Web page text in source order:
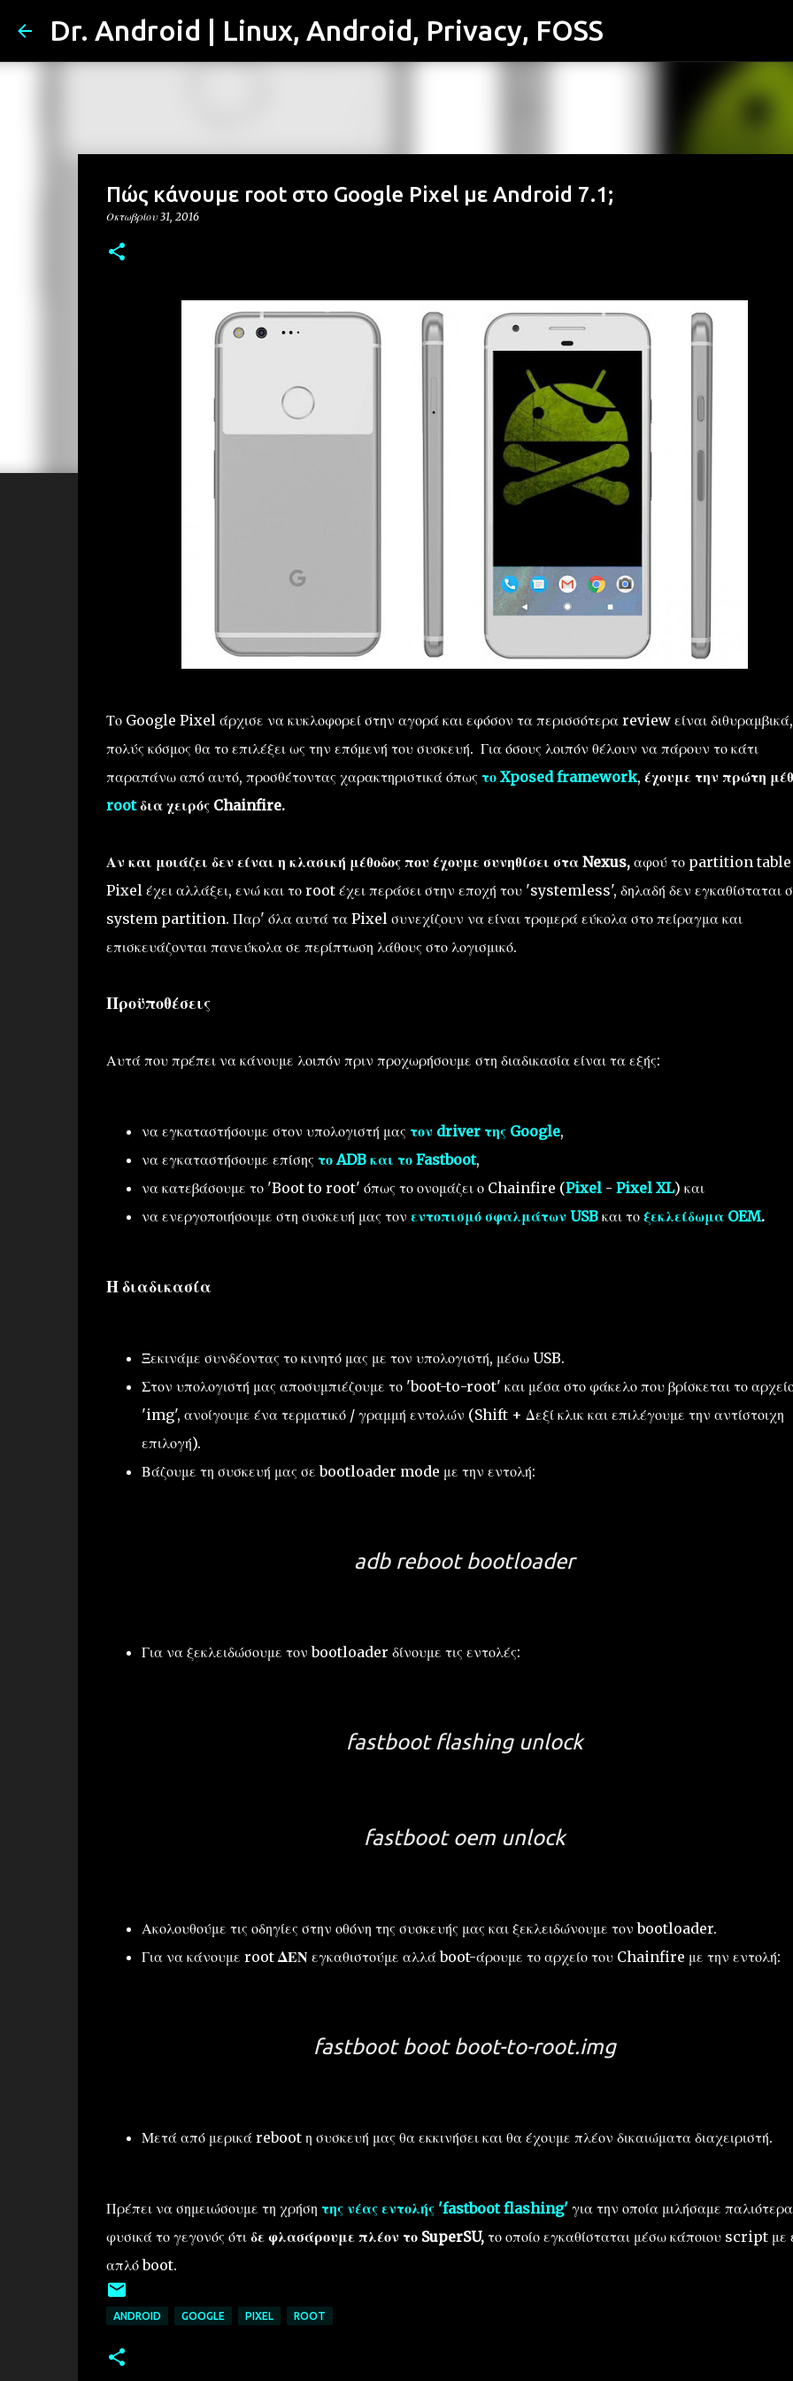
Μετάβαση στο κύριο περιεχόμενο
Dr. Android | Linux, Android, Privacy, FOSS
Πώς κάνουμε root στο Google Pixel με Android 7.1;
Οκτωβρίου 31, 2016
Το Google Pixel άρχισε να κυκλοφορεί στην αγορά και εφόσον τα περισσότερα review είναι διθυραμβικά,
πολύς κόσμος θα το επιλέξει ως την επόμενή του συσκευή. Για όσους λοιπόν θέλουν να πάρουν το κάτι
παραπάνω από αυτό, προσθέτοντας χαρακτηριστικά όπως το Xposed framework, έχουμε την πρώτη
rootδια χειρός Chainfire.
Αν και μοιάζει δεν είναι η κλασική μέθοδος που έχουμε συνηθίσει στα Nexus,αφού το partition table
Pixel έχει αλλάξει, ενώ και το root έχει περάσει στην εποχή του 'systemless', δηλαδή δεν εγκαθίσταται
system partition. Παρ' όλα αυτά τα Pixel συνεχίζουν να είναι τρομερά εύκολα στο πείραγμα και
επισκευάζονται πανεύκολα σε περίπτωση λάθους στο λογισμικό.
Προϋποθέσεις
Αυτά που πρέπει να κάνουμε λοιπόν πριν προχωρήσουμε στη διαδικασία είναι τα εξής:
να εγκαταστήσουμε στον υπολογιστή μας τον driver της Google,
να εγκαταστήσουμε επίσης το ADB και το Fastboot,
να κατεβάσουμε το 'Boot to root' όπως το ονομάζει ο Chainfire (Pixel- Pixel XL) και
να ενεργοποιήσουμε στη συσκευή μας τον εντοπισμό σφαλμάτων USBκαι το ξεκλείδωμα OEM.
Η διαδικασία
Ξεκινάμε συνδέοντας το κινητό μας με τον υπολογιστή, μέσω USB.
Στον υπολογιστή μας αποσυμπιέζουμε το 'boot-to-root' και μέσα στο φάκελο που βρίσκεται το
'img', ανοίγουμε ένα τερματικό / γραμμή εντολών (Shift + Δεξί κλικ και επιλέγουμε την αντίστοιχη
επιλογή).
Βάζουμε τη συσκευή μας σε bootloader mode με την εντολή:
adb reboot bootloader
Για να ξεκλειδώσουμε τον bootloader δίνουμε τις εντολές:
fastboot flashing unlock
fastboot oem unlock
Ακολουθούμε τις οδηγίες στην οθόνη της συσκευής μας και ξεκλειδώνουμε τον bootloader.
Για να κάνουμε rootΔΕΝ εγκαθιστούμε αλλά boot-άρουμε το αρχείο του Chainfire με την εντολή:
fastboot boot boot-to-root.img
Μετά από μερικά reboot η συσκευή μας θα εκκινήσει και θα έχουμε πλέον δικαιώματα διαχειριστή.
Πρέπει να σημειώσουμε τη χρήση της νέας εντολής 'fastboot flashing'για την οποία μιλήσαμε
φυσικά το γεγονός ότι δε φλασάρουμε πλέον το SuperSU,το οποίο εγκαθίσταται μέσω κάποιου script με
απλό boot.
ANDROID GOOGLE PIXEL ROOT